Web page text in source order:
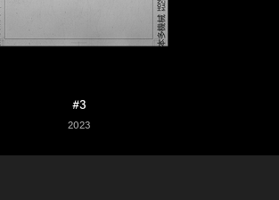
#3
2023